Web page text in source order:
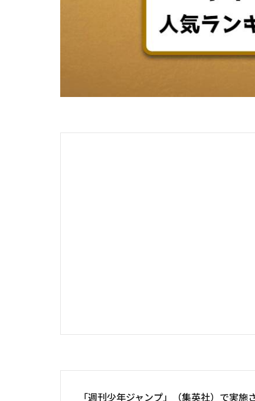
「週刊少年ジャンプ」（集英社）で実施